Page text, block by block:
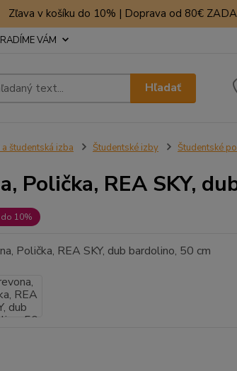
Zľava v košíku do 10% | Doprava od 80€
VÁM
Hľadať
študentská izba Študentské izby Študentské
Polička, REA SKY,
10%